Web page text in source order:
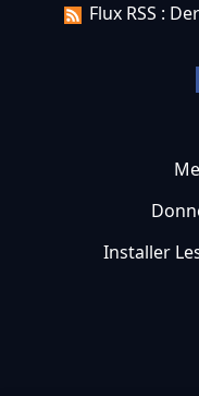
Flux RSS :
Installer